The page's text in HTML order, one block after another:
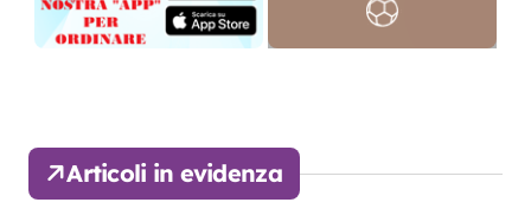
Articoli in evidenza